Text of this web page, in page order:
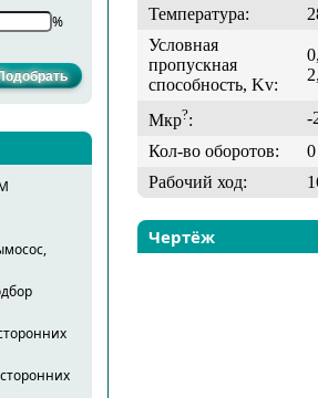
% Температура:
Условная
пропускная
способность, Kv:
Мкр?:
-
Кол-во оборотов:
0
Рабочий ход:
Чертёж